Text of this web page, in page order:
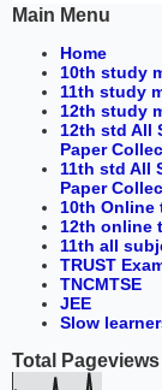
Main Menu
Home
10th study
11th study
12th study
12th std All
Paper
11th std All
Paper
10th Online
12th online
11th all
TRUST
TNCMTSE
JEE
Slow
Total Pageviews